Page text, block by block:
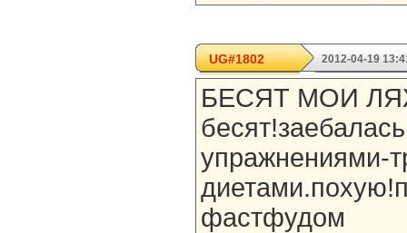
UG#1802 2012-04-19
БЕСЯТ МОИ
упражнениями-
фастфудом